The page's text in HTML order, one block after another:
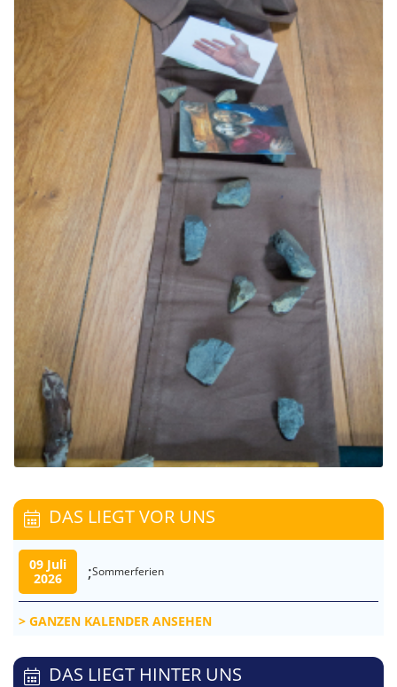
DAS LIEGT VOR UNS
09 Juli
2026
;Sommerferien
GANZEN KALENDER ANSEHEN
DAS LIEGT HINTER UNS